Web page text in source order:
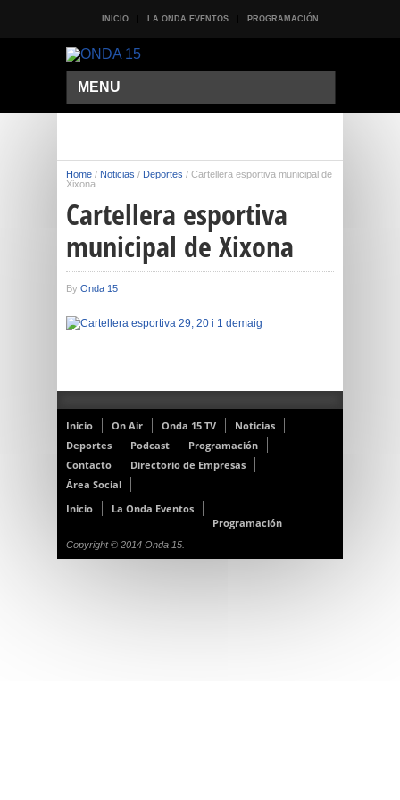
INICIO LA ONDA EVENTOS PROGRAMACIÓN
MENU
Home / Noticias / Deportes / Cartellera esportiva municipal de
Xixona
Cartellera esportiva
municipal de Xixona
By Onda 15
Inicio On Air Onda 15 TV
Noticias
Deportes
Podcast
Programación
Contacto
Directorio de Empresas
Área Social
Inicio
La Onda Eventos
Programación
Copyright © 2014 Onda 15.